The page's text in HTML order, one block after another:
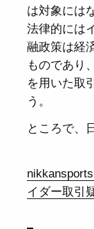
は対象には
法律的には
融政策は経
ものであり
を用いた取
う。
ところで、
イダー取引